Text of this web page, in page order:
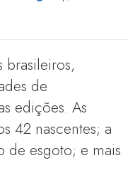
brasileiros,
de
edições. As
42 nascentes; a
de esgoto; e mais